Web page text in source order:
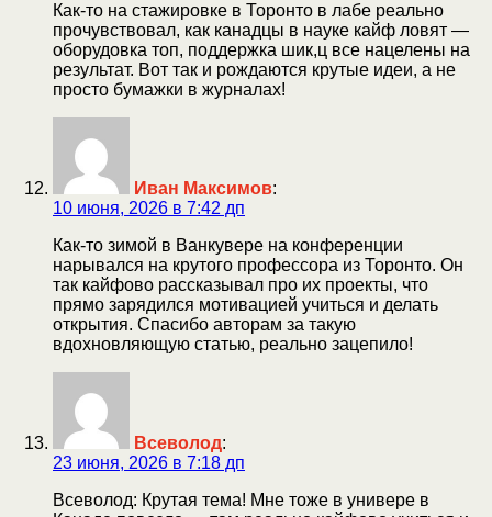
Как-то на стажировке в Торонто в лабе реально
прочувствовал, как канадцы в науке кайф ловят —
оборудовка топ, поддержка шик,ц все нацелены на
результат. Вот так и рождаются крутые идеи, а не
просто бумажки в журналах!
Иван Максимов:
10 июня, 2026 в 7:42 дп
Как-то зимой в Ванкувере на конференции
нарывался на крутого профессора из Торонто. Он
так кайфово рассказывал про их проекты, что
прямо зарядился мотивацией учиться и делать
открытия. Спасибо авторам за такую
вдохновляющую статью, реально зацепило!
Всеволод:
23 июня, 2026 в 7:18 дп
Всеволод: Крутая тема! Мне тоже в универе в